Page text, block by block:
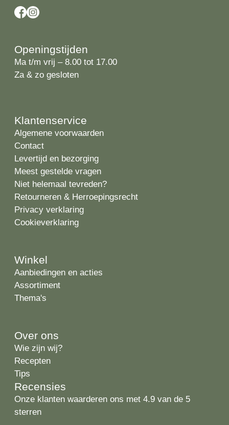
Openingstijden
Ma t/m vrij – 8.00 tot 17.00
Za & zo gesloten
Klantenservice
Algemene voorwaarden
Contact
Levertijd en bezorging
Meest gestelde vragen
Niet helemaal tevreden?
Retourneren & Herroepingsrecht
Privacy verklaring
Cookieverklaring
Winkel
Aanbiedingen en acties
Assortiment
Thema's
Over ons
Wie zijn wij?
Recepten
Tips
Recensies
Onze klanten waarderen ons met 4.9 van de 5
sterren